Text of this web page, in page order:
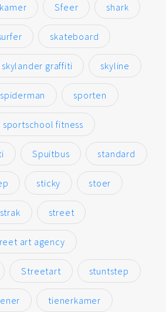
Sfeer shark
skateboard
skylander graffiti skyline
spiderman sporten
sportschool fitness
Spuitbus standard
sticky stoer
strak street
art agency
Streetart stuntstep
tienerkamer